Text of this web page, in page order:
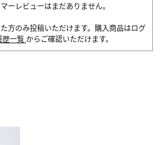
ーレビューはまだありません。
方のみ投稿いただけます。購入商品はログ
歴一覧 からご確認いただけます。